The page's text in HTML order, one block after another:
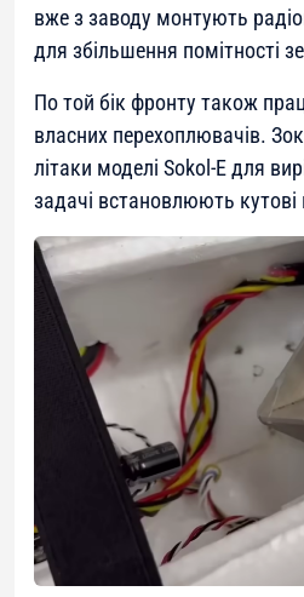
вже з заводу монтують
для збільшення помітності
По той бік фронту також
власних перехоплювачів.
літаки моделі Sokol-E для
задачі встановлюють кутові